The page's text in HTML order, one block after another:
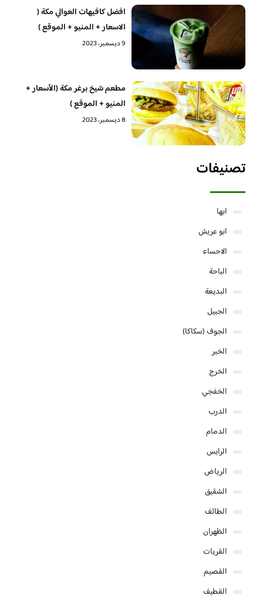
افضل كافيهات العوالي مكة (
الاسعار + المنيو + الموقع )
9 ديسمبر، 2023
مطعم شيخ برغر مكة (الأسعار +
المنيو + الموقع )
8 ديسمبر، 2023
تصنيفات
ابها
ابو عريش
الاحساء
الباحة
البديعة
الجبيل
الجوف (سكاكا)
الخبر
الخرج
الخفجي
الدرب
الدمام
الرايس
الرياض
الشقيق
الطائف
الظهران
القريات
القصيم
القطيف